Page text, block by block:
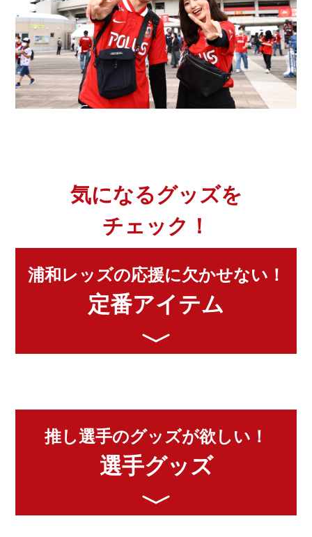
気になるグッズを
チェック！
浦和レッズの応援に欠かせない！
定番アイテム
推し選手のグッズが欲しい！
選手グッズ